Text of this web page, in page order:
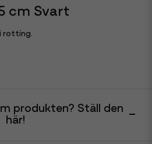
cm Svart
rotting.
produkten? Ställ den
här!